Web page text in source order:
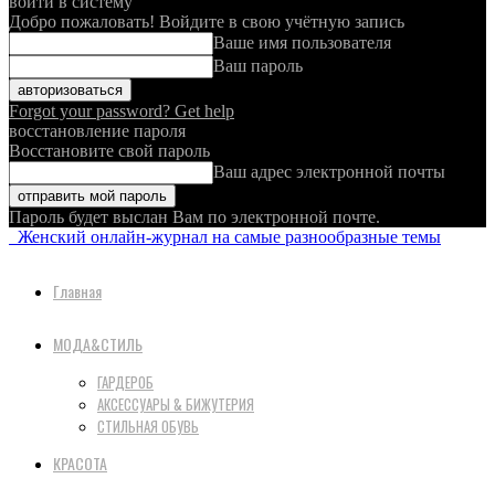
Добро пожаловать! Войдите в свою учётную запись
Ваше имя пользователя
Ваш пароль
Forgot your password? Get help
восстановление пароля
Восстановите свой пароль
Ваш адрес электронной почты
Пароль будет выслан Вам по электронной почте.
Женский онлайн-журнал на самые разнообразные темы
Главная
МОДА&СТИЛЬ
ГАРДЕРОБ
АКСЕССУАРЫ & БИЖУТЕРИЯ
СТИЛЬНАЯ ОБУВЬ
КРАСОТА